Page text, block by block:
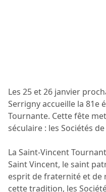
Les 25 et 26 janvier
Serrigny accueille la 81e
Tournante. Cette fête
séculaire : les Sociétés
La Saint-Vincent
Saint Vincent, le saint
esprit de fraternité et de
cette tradition, les